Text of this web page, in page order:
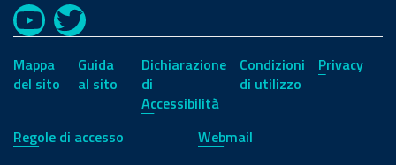
YouTubeTwitter
Mappa
del sito
Guida
al sito
Dichiarazione
di
Accessibilità
Condizioni
di utilizzo
Privacy
Regole di accesso Webmail